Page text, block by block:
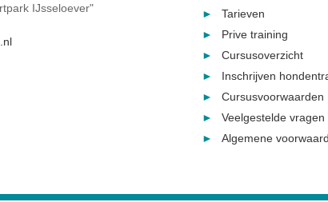
IJsseloever"
Tarieven
Prive training
Cursusoverzicht
Inschrijven
Cursusvoorwaarden
Veelgestelde vragen
Algemene